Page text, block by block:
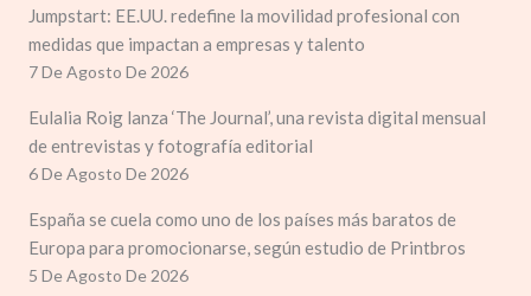
Jumpstart: EE.UU. redefine la movilidad profesional con
medidas que impactan a empresas y talento
7 De Agosto De 2026
Eulalia Roig lanza ‘The Journal’, una revista digital mensual
de entrevistas y fotografía editorial
6 De Agosto De 2026
España se cuela como uno de los países más baratos de
Europa para promocionarse, según estudio de Printbros
5 De Agosto De 2026